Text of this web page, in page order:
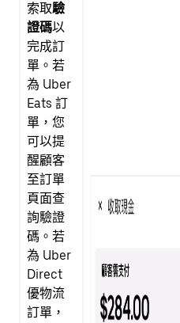
索取驗
證碼以
完成訂
單。若
為 Uber
Eats 訂
單，您
可以提
醒顧客
至訂單
頁面查
詢驗證
碼。若
為 Uber
Direct
優物流
訂單，